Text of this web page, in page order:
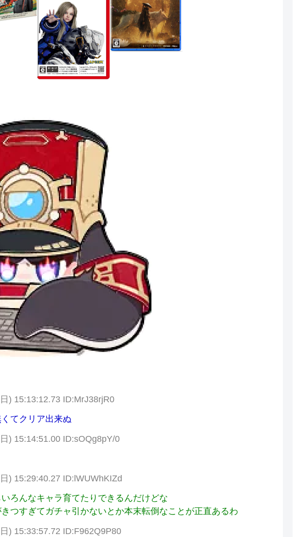
) 15:13:12.73 ID:MrJ38rjR0
てクリア出来ぬ
) 15:14:51.00 ID:sOQg8pY/0
) 15:29:40.27 ID:lWUWhKIZd
ろんなキャラ育てたりできるんだけどな
つすぎてガチャ引かないとか本末転倒なことが正直あるわ
) 15:33:57.72 ID:F962Q9P80